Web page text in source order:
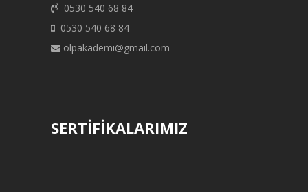
0530 540 68 84
0530 540 68 84
olpakademi@gmail.com
SERTİFİKALARIMIZ